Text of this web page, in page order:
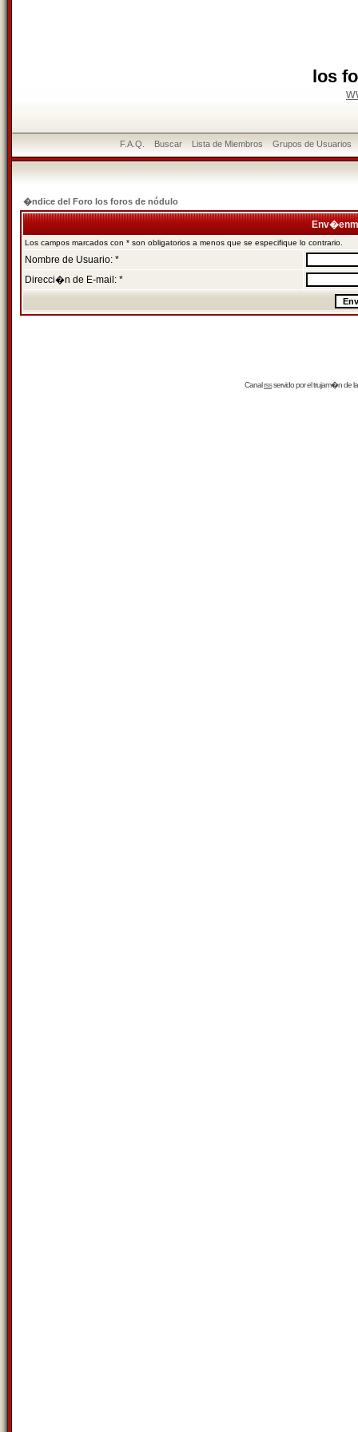
los
F.A.Q. Buscar Lista de Miembros Grupos de Usuarios
�ndice del Foro los foros de nódulo
Los campos marcados con * son obligatorios a menos que se especifique lo contrario.
Nombre de Usuario: *
Direcci�n de E-mail: *
Canalrssservido por eltrujam�nde